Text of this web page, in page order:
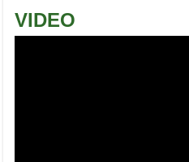
VIDEO